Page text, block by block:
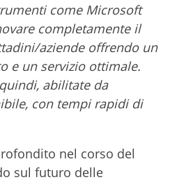
come Microsoft
completamente il
aziende offrendo un
e un servizio ottimale.
abilitate da
con tempi rapidi di
nel corso del
sul futuro delle